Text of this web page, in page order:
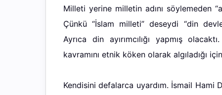
Milleti yerine milletin adını söylemeden
Çünkü “İslam milleti” deseydi “din
Ayrıca din ayırımcılığı yapmış
kavramını etnik köken olarak algıladığı
Kendisini defalarca uyardım. İsmail Hami